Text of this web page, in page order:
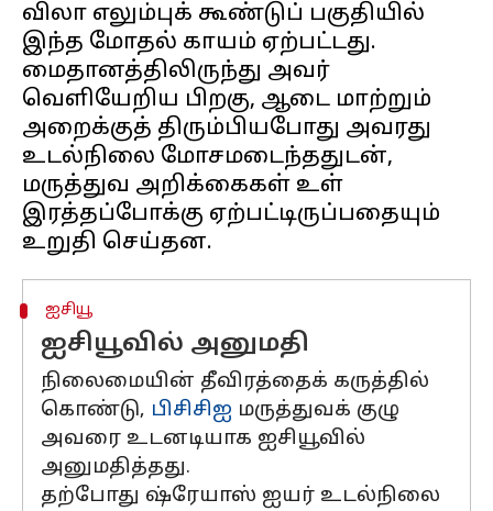
விலா எலும்புக் கூண்டுப் பகுதியில்
இந்த மோதல் காயம் ஏற்பட்டது.
மைதானத்திலிருந்து அவர்
வெளியேறிய பிறகு, ஆடை மாற்றும்
அறைக்குத் திரும்பியபோது அவரது
உடல்நிலை மோசமடைந்ததுடன்,
மருத்துவ அறிக்கைகள் உள்
இரத்தப்போக்கு ஏற்பட்டிருப்பதையும்
ஐசியூ
ஐசியூவில் அனுமதி
நிலைமையின் தீவிரத்தைக் கருத்தில்
கொண்டு, பிசிசிஐ மருத்துவக் குழு
அவரை உடனடியாக ஐசியூவில்
அனுமதித்தது.
தற்போது ஷ்ரேயாஸ் ஐயர் உடல்நிலை